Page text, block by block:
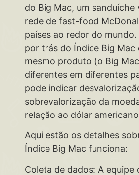
do Big Mac, um sanduíche
rede de fast-food
países ao redor do
por trás do Índice Big Mac
mesmo produto (o Big
diferentes em diferentes
pode indicar
sobrevalorização da
relação ao dólar
Aqui estão os detalhes
Índice Big Mac funciona:
Coleta de dados: A equipe